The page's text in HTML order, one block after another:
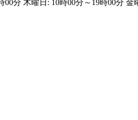
分 木曜日: 10時00分～19時00分